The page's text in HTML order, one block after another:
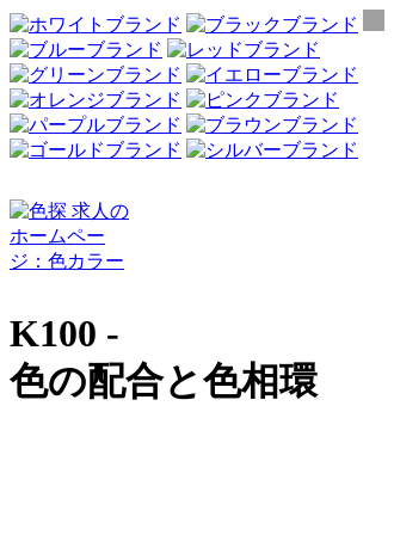
K100 -
色の配合と色相環